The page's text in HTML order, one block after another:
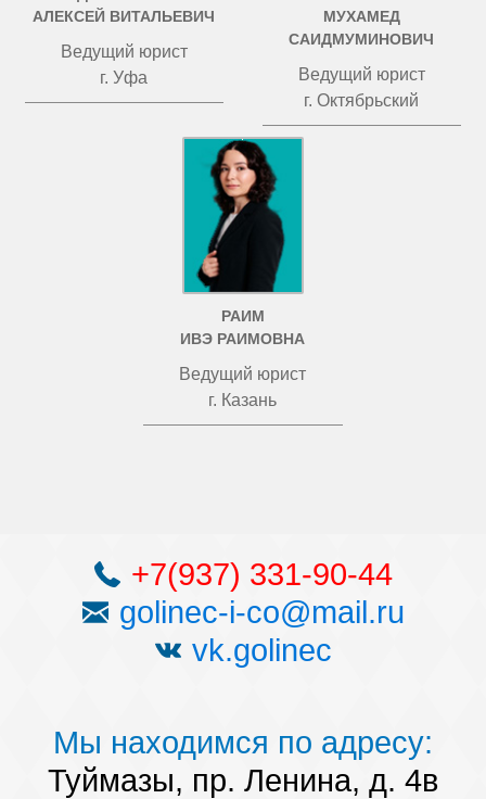
АЛЕКСЕЙ ВИТАЛЬЕВИЧ
Ведущий юрист
г. Уфа
МУХАМЕД
САИДМУМИНОВИЧ
Ведущий юрист
г. Октябрьский
РАИМ
ИВЭ РАИМОВНА
Ведущий юрист
г. Казань
+7(937) 331-90-44
golinec-i-co@mail.ru
vk.golinec
Мы находимся по адресу:
Туймазы, пр. Ленина, д. 4в